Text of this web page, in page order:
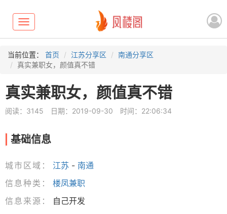
Toggle
navigation
当前位置： 首页 江苏分享区
南通分享区
真实兼职女，颜值真不错
真实兼职女，颜值真不错
阅读：3145 日期：2019-09-30 时间：22:06:34
基础信息
城市区域： 江苏 - 南通
信息种类：
楼凤兼职
信息来源：
自己开发